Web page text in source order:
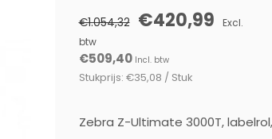
€1.054,32 €420,99
Excl.
btw
€509,40 Incl. btw
Stukprijs: €35,08 / Stuk
Zebra Z-Ultimate 3000T,